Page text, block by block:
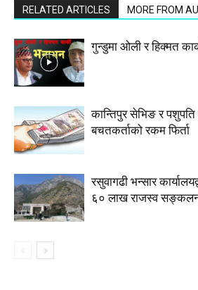
RELATED ARTICLES MORE FROM
गुन्डुमा ओली र हिक्मत
कान्तिपुर सेभिङ र
बचतकर्ताको रकम फिर्ता
रसुवागढी भन्सार
६० लाख राजस्व